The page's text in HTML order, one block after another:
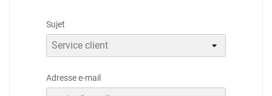
Sujet
Adresse e-mail